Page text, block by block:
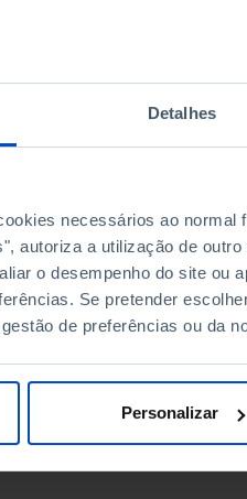
Detalhes
necessários ao normal
autoriza a utilização de
o desempenho do site ou
Se pretender
de preferências ou da
Personalizar
DATA DE FIM